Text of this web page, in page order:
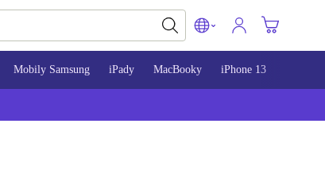
Mobily Samsung iPady MacBooky iPhone 13